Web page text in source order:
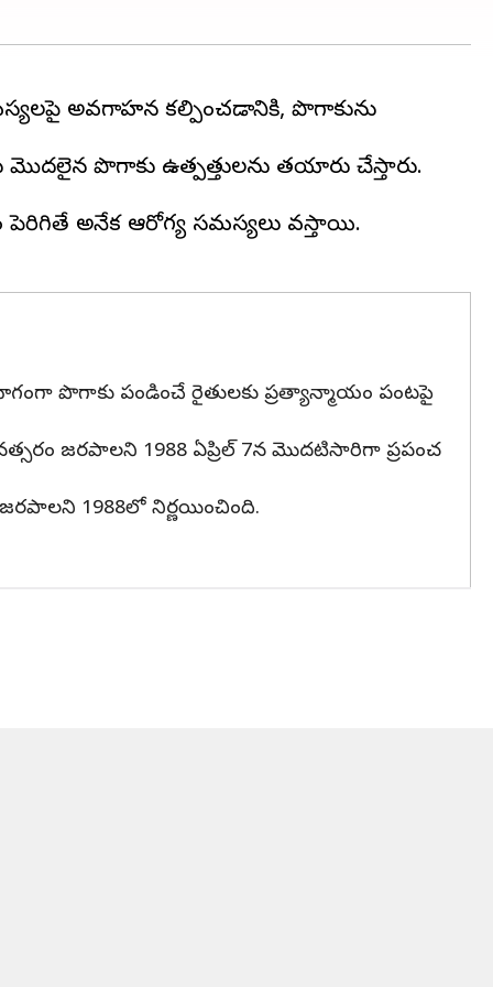
అవగాహన కల్పించడానికి, పొగాకును
మొదలైన పొగాకు ఉత్పత్తులను తయారు చేస్తారు.
పెరిగితే అనేక ఆరోగ్య సమస్యలు వస్తాయి.
పొగాకు పండించే రైతులకు ప్రత్యాన్మాయం పంటపై
జరపాలని 1988 ఏప్రిల్ 7న మొదటిసారిగా ప్రపంచ
1988లో నిర్ణయించింది.